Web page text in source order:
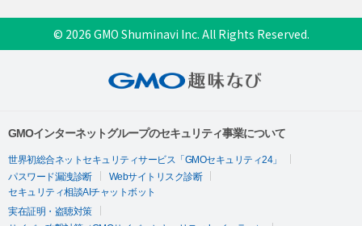
© 2026 GMO Shuminavi Inc. All Rights Reserved.